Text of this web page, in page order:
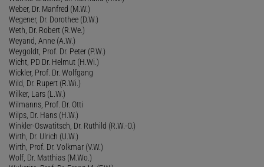
Weber, Dr. Manfred (M.W.)
Wegener, Dr. Dorothee (D.W.)
Weth, Dr. Robert (R.We.)
Weyand, Anne (A.W.)
Weygoldt, Prof. Dr. Peter (P.W.)
Wicht, PD Dr. Helmut (H.Wi.)
Wickler, Prof. Dr. Wolfgang
Wild, Dr. Rupert (R.Wi.)
Wilker, Lars (L.W.)
Wilmanns, Prof. Dr. Otti
Wilps, Dr. Hans (H.W.)
Winkler-Oswatitsch, Dr. Ruthild (R.W.-O.)
Wirth, Dr. Ulrich (U.W.)
Wirth, Prof. Dr. Volkmar (V.W.)
Wolf, Dr. Matthias (M.Wo.)